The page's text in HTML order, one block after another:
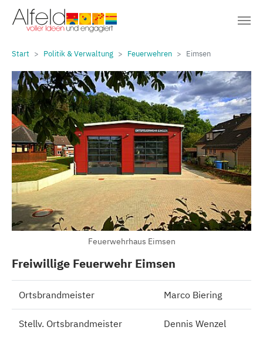
Zum Hauptinhalt springen
Start Politik & Verwaltung Feuerwehren Eimsen
Feuerwehrhaus Eimsen
Freiwillige Feuerwehr Eimsen
Ortsbrandmeister Marco Biering
Stellv. Ortsbrandmeister Dennis Wenzel